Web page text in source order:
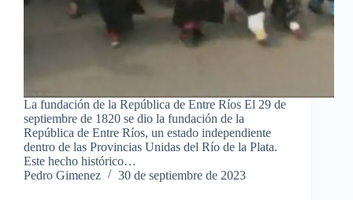
La fundación de la República de Entre Ríos El 29 de
septiembre de 1820 se dio la fundación de la
República de Entre Ríos, un estado independiente
dentro de las Provincias Unidas del Río de la Plata.
Este hecho histórico…
Pedro Gimenez
30 de septiembre de 2023